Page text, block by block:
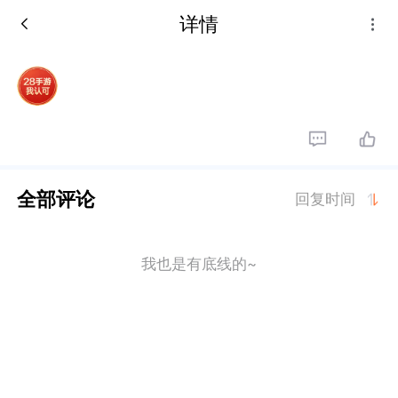
详情
全部评论 回复时间
我也是有底线的~